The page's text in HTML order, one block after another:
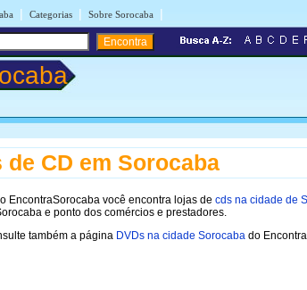
| Categorias | Sobre Sorocaba |
de CD em Sorocaba
EncontraSorocaba você encontra lojas de cds na cidade de
e ponto dos comércios e prestadores.
também a página DVDs na cidade Sorocaba do